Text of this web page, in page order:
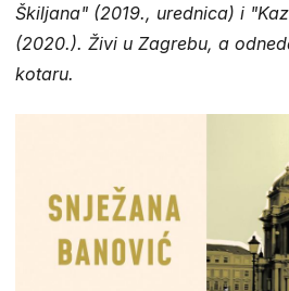
Škiljana" (2019., urednica) i
(2020.). Živi u Zagrebu, a
kotaru.